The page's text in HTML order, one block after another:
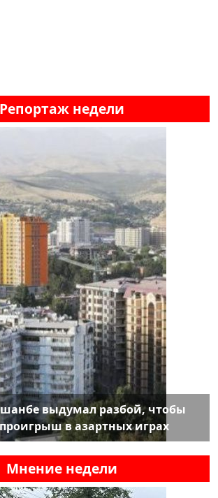
Репортаж недели
выдумал разбой, чтобы
в азартных играх
Мнение недели